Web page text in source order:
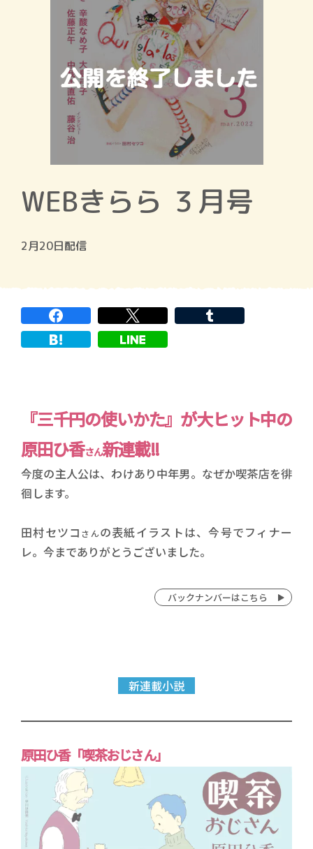
WEBきらら ３月号
2月20日配信
『三千円の使いかた』が大ヒット中の
原田ひ香さん新連載!!
今度の主人公は、わけあり中年男。なぜか喫茶店を徘
徊します。
田村セツコ さんの表紙イラストは、今号でフィナー
レ。今までありがとうございました。
バックナンバーはこちら
新連載小説
原田ひ香「喫茶おじさん」